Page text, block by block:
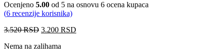
Ocenjeno 5.00 od 5 na osnovu 6 ocena kupaca
(6 recenzije korisnika)
3.520RSD 3.200 RSD
Nema na zalihama